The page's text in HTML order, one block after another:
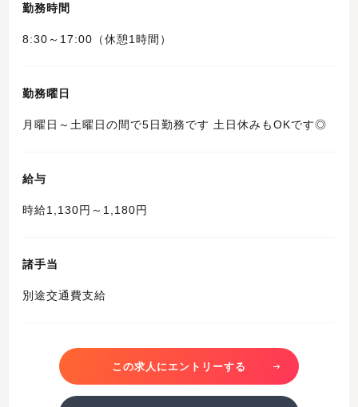
勤務時間
8:30～17:00（休憩1時間）
勤務曜日
月曜日～土曜日の間で5日勤務です 土日休みもOKです◎
給与
時給1,130円～1,180円
諸手当
別途交通費支給
この求人にエントリーする